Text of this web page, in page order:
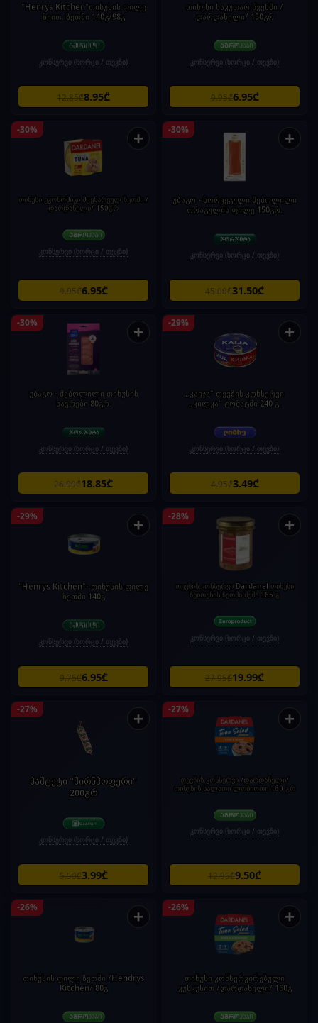
"Henrys Kitchen"თინუსის ფილე
ზეით. ზეთში 140გ/98გ
კონსერვი (ხორცი / თევზი)
12.85₾8.95₾
თინუსი საკუთარ წვენში /
დარდანელი/ 150გრ
კონსერვი (ხორცი / თევზი)
9.95₾6.95₾
-30% +
თინუსი ეკონომიკი მცენარეულ ზეთში /
დარდანელი/ 150გრ
კონსერვი (ხორცი / თევზი)
9.95₾6.95₾
-30% +
უბაგო - ნორვეგული შებოლილი
ორაგულის ფილე 150გრ.
კონსერვი (ხორცი / თევზი)
45.00₾31.50₾
-30% +
უბაგო - შებოლილი თინუსის
ნაჭრები 80გრ.
კონსერვი (ხორცი / თევზი)
26.90₾18.85₾
-29% +
„კაიჯა“ თევზის კონსერვი
„კილკა“ ტომატში 240 გ.
კონსერვი (ხორცი / თევზი)
4.95₾3.49₾
-29% +
"Henrys Kitchen"- თინუსის ფილე
ზეთში 140გ
კონსერვი (ხორცი / თევზი)
9.75₾6.95₾
-28% +
თევზის კონსერვი Dardanel თინუსი
ზეითუნის ზეთში შუშა 185 გ
კონსერვი (ხორცი / თევზი)
27.95₾19.99₾
-27% +
პაშტეტი "შირნჰოფერი"
200გრ
კონსერვი (ხორცი / თევზი)
5.50₾3.99₾
-27% +
თევზის კონსერვი /დარდანელი/
თინუსის სალათი ლობიოთი 160 გრ
კონსერვი (ხორცი / თევზი)
12.95₾9.50₾
-26% +
თინუსის ფილე ზეთში /Hendrys
Kitchen/ 80გ
-26% +
თინუსი კონსერვირებული
კუსკუსით /დარდანელი/ 160გ